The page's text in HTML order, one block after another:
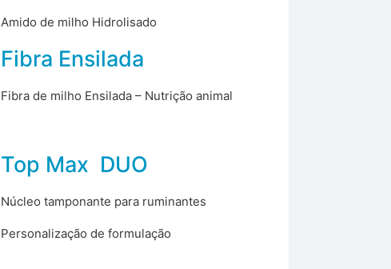
Amido de milho Hidrolisado
Fibra Ensilada
Fibra de milho Ensilada – Nutrição animal
Top Max DUO
Núcleo tamponante para ruminantes
Personalização de formulação